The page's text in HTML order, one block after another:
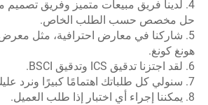
4. لدينا فريق مبيعات متميز وفريق تصميم ماهر يمكنه توفير
حل مخصص حسب الطلب الخاص.
هونغ كونغ.
6. لقد اجتزنا تدقيق ICS وتدقيق BSCI.
7. سنولي كل طلباتك اهتمامًا كبيرًا ونرد عليك خلال 24 ساعة.
8. يمكننا إجراء أي اختبار إذا طلب العميل.